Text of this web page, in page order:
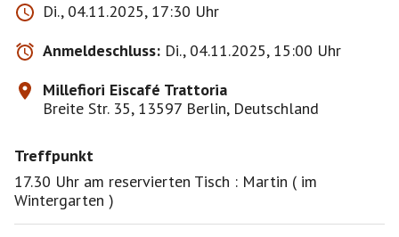
Mein Spieleschrank ist gut gefüllt. Ihr dürft auch
Wünsche äußern oder selbst etwas mitbringen. (Skat
und Doppelkopf ausgenommen)
Bitte um eine Notiz auf die Pinnwand, damit ich das
Spiel nicht auch einpacke !
Wir bilden 2 Gruppen a 4 Personen, Spiel oder Spieler
können nach Absprache auch gern wechseln.
Und dann habe ich noch einen Wunsch : Bitte
besprecht vor Spielbeginn die Spielregeln, damit es
Di., 04.11.2025, 17:30 Uhr
Anmeldeschluss: Di., 04.11.2025, 15:00 Uhr
Millefiori Eiscafé Trattoria
Breite Str. 35, 13597 Berlin, Deutschland
Treffpunkt
17.30 Uhr am reservierten Tisch : Martin ( im
Wintergarten )